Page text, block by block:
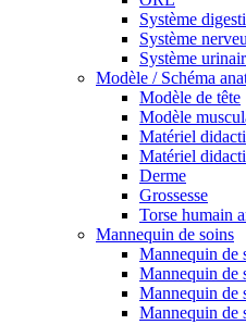
Système
Système
Système
Modèle / Schéma
Modèle de tête
Modèle
Matériel
Matériel
Derme
Grossesse
Torse humain
Mannequin de soins
Mannequin de
Mannequin de
Mannequin de
Mannequin de